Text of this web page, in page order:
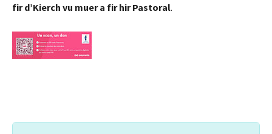
fir d’Kierch vu muer a fir hir Pastoral.
Show larger version